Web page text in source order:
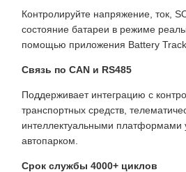
Контролируйте напряжение, ток,
состояние батареи в режиме
помощью приложения Battery Track.
Связь по CAN и RS485
Поддерживает интеграцию с
транспортных средств,
интеллектуальными платформами
автопарком.
Срок службы 4000+ циклов